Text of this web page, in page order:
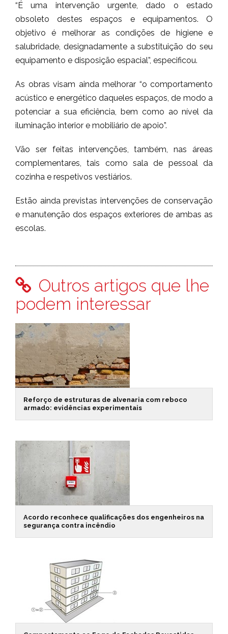
“É uma intervenção urgente, dado o estado
obsoleto destes espaços e equipamentos. O
objetivo é melhorar as condições de higiene e
salubridade, designadamente a substituição do seu
equipamento e disposição espacial”, especificou.
As obras visam ainda melhorar “o comportamento
acústico e energético daqueles espaços, de modo a
potenciar a sua eficiência, bem como ao nível da
iluminação interior e mobiliário de apoio”.
Vão ser feitas intervenções, também, nas áreas
complementares, tais como sala de pessoal da
cozinha e respetivos vestiários.
Estão ainda previstas intervenções de conservação
e manutenção dos espaços exteriores de ambas as
escolas.
Outros artigos que lhe
podem interessar
Reforço de estruturas de alvenaria com reboco
armado: evidências experimentais
Acordo reconhece qualificações dos engenheiros na
segurança contra incêndio